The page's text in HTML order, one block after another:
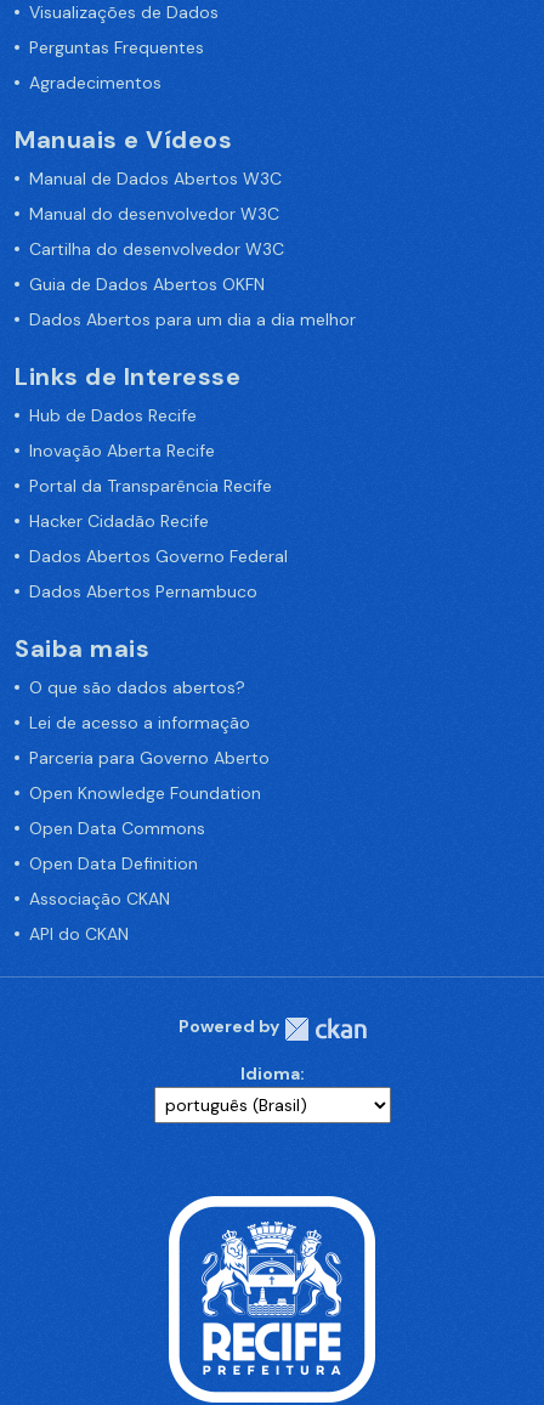
Visualizações de Dados
Perguntas Frequentes
Agradecimentos
Manuais e Vídeos
Manual de Dados Abertos W3C
Manual do desenvolvedor W3C
Cartilha do desenvolvedor W3C
Guia de Dados Abertos OKFN
Dados Abertos para um dia a dia melhor
Links de Interesse
Hub de Dados Recife
Inovação Aberta Recife
Portal da Transparência Recife
Hacker Cidadão Recife
Dados Abertos Governo Federal
Dados Abertos Pernambuco
Saiba mais
O que são dados abertos?
Lei de acesso a informação
Parceria para Governo Aberto
Open Knowledge Foundation
Open Data Commons
Open Data Definition
Associação CKAN
API do CKAN
Powered by
Idioma